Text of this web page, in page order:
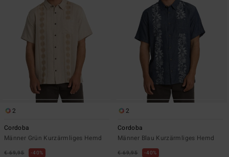
2
Cordoba
Männer Grün Kurzärmliges Hemd
€ 69,95 40%
2
Cordoba
Männer Blau Kurzärmliges Hemd
€ 69,95 40%